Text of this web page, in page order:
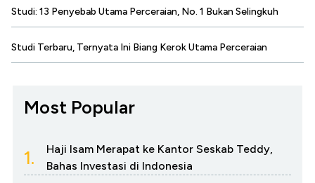
Studi: 13 Penyebab Utama Perceraian, No. 1 Bukan Selingkuh
Studi Terbaru, Ternyata Ini Biang Kerok Utama Perceraian
Most Popular
1.
Haji Isam Merapat ke Kantor Seskab Teddy,
Bahas Investasi di Indonesia